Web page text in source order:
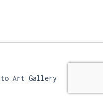
Art Gallery